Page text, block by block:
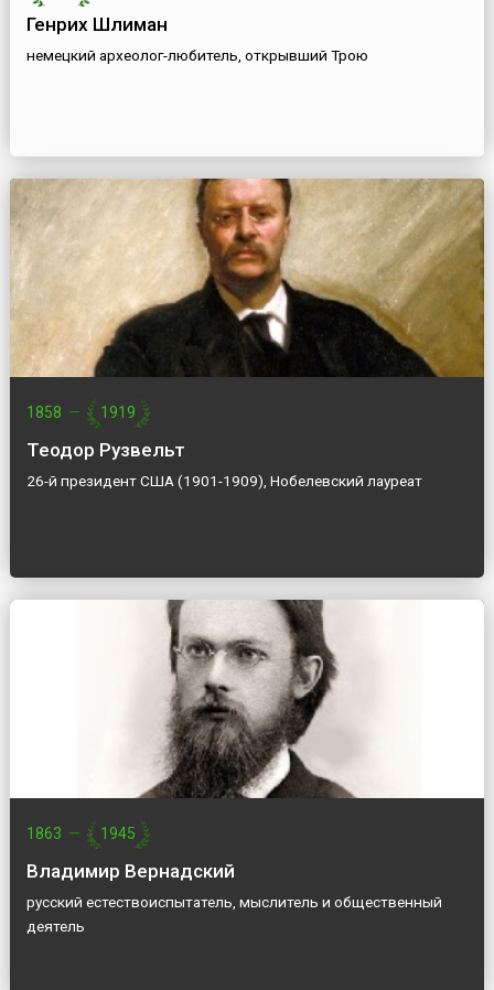
Генрих Шлиман
немецкий археолог-любитель, открывший Трою
1858 — 1919
Теодор Рузвельт
26-й президент США (1901-1909), Нобелевский лауреат
1863 — 1945
Владимир Вернадский
русский естествоиспытатель, мыслитель и общественный
деятель